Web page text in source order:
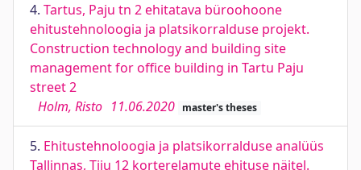
4. Tartus, Paju tn 2 ehitatava büroohoone
ehitustehnoloogia ja platsikorralduse projekt.
Construction technology and building site
management for office building in Tartu Paju
street 2
Holm, Risto 11.06.2020 master's theses
5. Ehitustehnoloogia ja platsikorralduse analüüs
Tallinnas, Tiiu 12 korterelamute ehituse näitel.